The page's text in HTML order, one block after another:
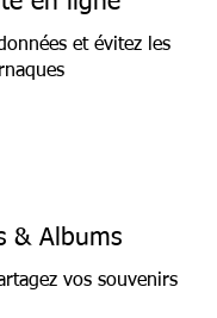
et évitez les
& Albums
vos souvenirs